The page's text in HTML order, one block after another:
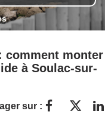
comment monter
à Soulac-sur-
sur :